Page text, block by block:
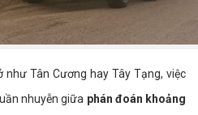
Tân Cương hay Tây Tạng, việc
nhuyễn giữa phán đoán khoảng